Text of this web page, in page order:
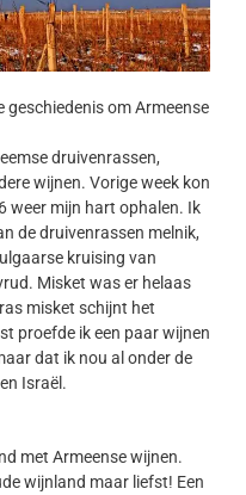
om Armeense
druivenrassen,
wijnen. Vorige week kon
weer mijn hart ophalen. Ik
de druivenrassen melnik,
kruising van
Misket was er helaas
misket schijnt het
proefde ik een paar wijnen
dat ik nou al onder de
Israël.
met Armeense wijnen.
wijnland maar liefst! Een